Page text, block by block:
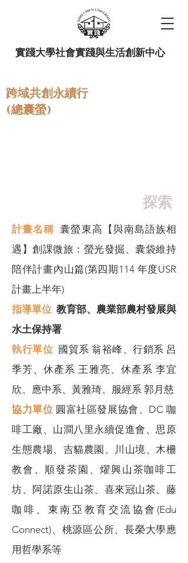
實踐大學社會實踐與生活創新中心
跨域共創永續行
(總囊螢)
探索
計畫名稱 囊螢東高【與南島語族相
遇】創課微旅：螢光發掘、囊袋維持
陪伴計畫內山篇(第四期114 年度USR
計畫上半年)
指導單位 教育部、農業部農村發展與
水土保持署
​執行單位 國貿系 翁裕峰、行銷系 呂
季芳、休產系 王雅亮、休產系 李宜
欣、應中系、黃雅琦、服經系 郭月慈
協力單位 圓富社區發展協會、DC 咖
啡工廠、山澗八里永續促進會、思原
生態農場、吉貓農園、川山境、木柵
教會、順發茶園、燿興山茶咖啡工
坊、阿諾原生山茶、喜來冠山茶、藤
咖啡、東南亞教育交流協會(Edu
Connect)、桃源區公所、長榮大學應
用哲學系等